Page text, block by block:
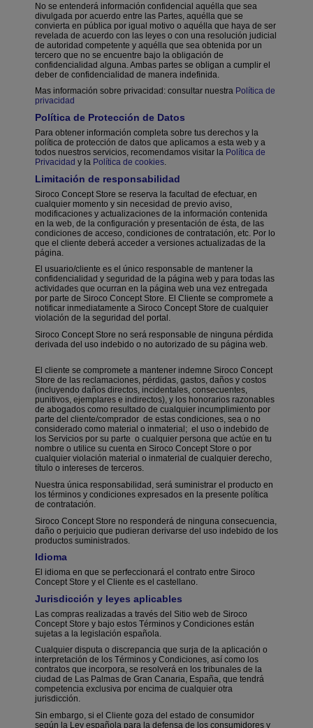
No se entenderá información confidencial aquélla que sea
divulgada por acuerdo entre las Partes, aquélla que se
convierta en pública por igual motivo o aquélla que haya de ser
revelada de acuerdo con las leyes o con una resolución judicial
de autoridad competente y aquélla que sea obtenida por un
tercero que no se encuentre bajo la obligación de
confidencialidad alguna. Ambas partes se obligan a cumplir el
deber de confidencialidad de manera indefinida.
Mas información sobre privacidad: consultar nuestra Política de
privacidad
Política de Protección de Datos
Para obtener información completa sobre tus derechos y la
política de protección de datos que aplicamos a esta web y a
todos nuestros servicios, recomendamos visitar la Política de
Privacidad y la Política de cookies.
Limitación de responsabilidad
Siroco Concept Store se reserva la facultad de efectuar, en
cualquier momento y sin necesidad de previo aviso,
modificaciones y actualizaciones de la información contenida
en la web, de la configuración y presentación de ésta, de las
condiciones de acceso, condiciones de contratación, etc. Por lo
que el cliente deberá acceder a versiones actualizadas de la
página.
El usuario/cliente es el único responsable de mantener la
confidencialidad y seguridad de la página web y para todas las
actividades que ocurran en la página web una vez entregada
por parte de Siroco Concept Store. El Cliente se compromete a
notificar inmediatamente a Siroco Concept Store de cualquier
violación de la seguridad del portal.
Siroco Concept Store no será responsable de ninguna pérdida
derivada del uso indebido o no autorizado de su página web.
El cliente se compromete a mantener indemne Siroco Concept
Store de las reclamaciones, pérdidas, gastos, daños y costos
(incluyendo daños directos, incidentales, consecuentes,
punitivos, ejemplares e indirectos), y los honorarios razonables
de abogados como resultado de cualquier incumplimiento por
parte del cliente/comprador de estas condiciones, sea o no
considerado como material o inmaterial; el uso o indebido de
los Servicios por su parte o cualquier persona que actúe en tu
nombre o utilice su cuenta en Siroco Concept Store o por
cualquier violación material o inmaterial de cualquier derecho,
título o intereses de terceros.
Nuestra única responsabilidad, será suministrar el producto en
los términos y condiciones expresados en la presente política
de contratación.
Siroco Concept Store no responderá de ninguna consecuencia,
daño o perjuicio que pudieran derivarse del uso indebido de los
productos suministrados.
Idioma
El idioma en que se perfeccionará el contrato entre Siroco
Concept Store y el Cliente es el castellano.
Jurisdicción y leyes aplicables
Las compras realizadas a través del Sitio web de Siroco
Concept Store y bajo estos Términos y Condiciones están
sujetas a la legislación española.
Cualquier disputa o discrepancia que surja de la aplicación o
interpretación de los Términos y Condiciones, así como los
contratos que incorpora, se resolverá en los tribunales de la
ciudad de Las Palmas de Gran Canaria, España, que tendrá
competencia exclusiva por encima de cualquier otra
jurisdicción.
Sin embargo, si el Cliente goza del estado de consumidor
según la Ley española para la defensa de los consumidores y